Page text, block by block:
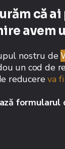
că
avem
nostru de
un cod de
reducereva
formularul